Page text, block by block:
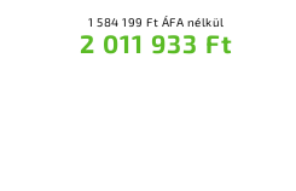
1 584 199 Ft ÁFA nélkül
2 011 933 Ft